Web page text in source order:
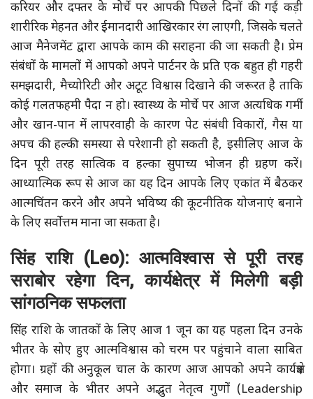
करियर और दफ्तर के मोर्चे पर आपकी पिछले दिनों की गई कड़ी
शारीरिक मेहनत और ईमानदारी आखिरकार रंग लाएगी, जिसके चलते
आज मैनेजमेंट द्वारा आपके काम की सराहना की जा सकती है। प्रेम
संबंधों के मामलों में आपको अपने पार्टनर के प्रति एक बहुत ही गहरी
समझदारी, मैच्योरिटी और अटूट विश्वास दिखाने की जरूरत है ताकि
कोई गलतफहमी पैदा न हो। स्वास्थ्य के मोर्चे पर आज अत्यधिक गर्मी
और खान-पान में लापरवाही के कारण पेट संबंधी विकारों, गैस या
अपच की हल्की समस्या से परेशानी हो सकती है, इसीलिए आज के
दिन पूरी तरह सात्विक व हल्का सुपाच्य भोजन ही ग्रहण करें।
आध्यात्मिक रूप से आज का यह दिन आपके लिए एकांत में बैठकर
आत्मचिंतन करने और अपने भविष्य की कूटनीतिक योजनाएं बनाने
के लिए सर्वोत्तम माना जा सकता है।
सिंह राशि (Leo): आत्मविश्वास से पूरी तरह
सराबोर रहेगा दिन, कार्यक्षेत्र में मिलेगी बड़ी
सांगठनिक सफलता
सिंह राशि के जातकों के लिए आज 1 जून का यह पहला दिन उनके
भीतर के सोए हुए आत्मविश्वास को चरम पर पहुंचाने वाला साबित
होगा। ग्रहों की अनुकूल चाल के कारण आज आपको अपने कार्यक्षेत्र
और समाज के भीतर अपने अद्भुत नेतृत्व गुणों (Leadership